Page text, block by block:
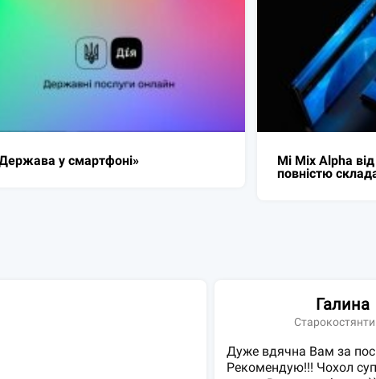
Mix Alpha від Xiaomi майже
повністю складається з екрану.
Cloud-Clout
дозволяє
публічних
Галина
Дуже вдячна Вам за
Рекомендую!!! Чохол